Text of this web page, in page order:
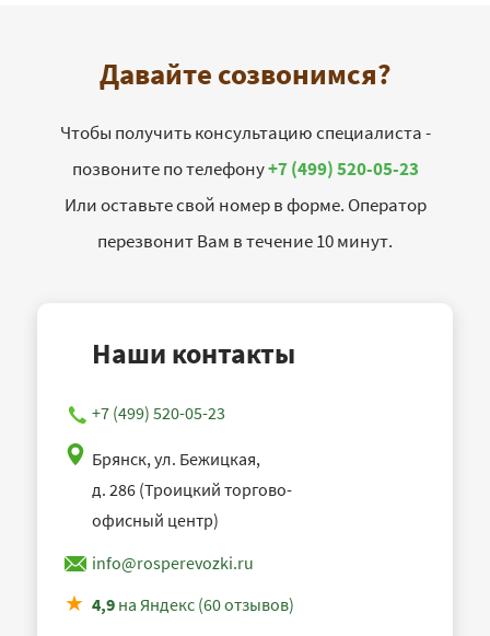
Давайте созвонимся?
Чтобы получить консультацию специалиста -
позвоните по телефону+7 (499) 520-05-23
Или оставьте свой номер в форме. Оператор
перезвонит Вам в течение 10 минут.
Наши контакты
+7 (499) 520-05-23
Брянск, ул. Бежицкая,
д. 286 (Троицкий торгово-
офисный центр)
info@rosperevozki.ru
4,9 на Яндекс (60 отзывов)